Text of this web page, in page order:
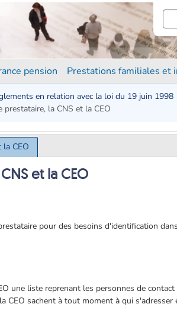
pension Prestations familiales et
en relation avec la loi du 19 juin 1998
prestataire, la CNS et la CEO
CEO
et la CEO
pour des besoins d'identification
une liste reprenant les personnes de
CEO sachent à tout moment à qui